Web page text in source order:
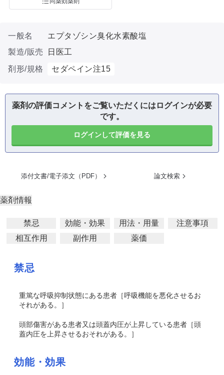
一般名
エプタゾシン臭化水素酸塩
製造/販売
日医工
剤形/規格
セダペイン注15
薬剤の評価コメントをご覧いただくにはログインが必要
です。
ログインして評価を見る
添付文書/電子添文（PDF） 論文検索
薬剤情報
禁忌 効能・効果 用法・用量
注意事項
相互作用
副作用 薬価
禁忌
重篤な呼吸抑制状態にある患者［呼吸機能を悪化させるお
それがある。］
頭部傷害がある患者又は頭蓋内圧が上昇している患者［頭
蓋内圧を上昇させるおそれがある。］
効能・効果